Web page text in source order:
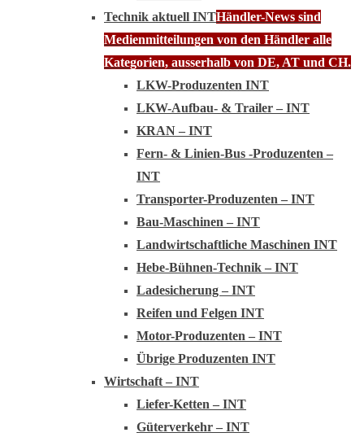
Technik aktuell INTHändler-News sind
Medienmitteilungen von den Händler alle
Kategorien, ausserhalb von DE, AT und CH.
LKW-Produzenten INT
LKW-Aufbau- & Trailer – INT
KRAN – INT
Fern- & Linien-Bus -Produzenten –
INT
Transporter-Produzenten – INT
Bau-Maschinen – INT
Landwirtschaftliche Maschinen INT
Hebe-Bühnen-Technik – INT
Ladesicherung – INT
Reifen und Felgen INT
Motor-Produzenten – INT
Übrige Produzenten INT
Wirtschaft – INT
Liefer-Ketten – INT
Güterverkehr – INT